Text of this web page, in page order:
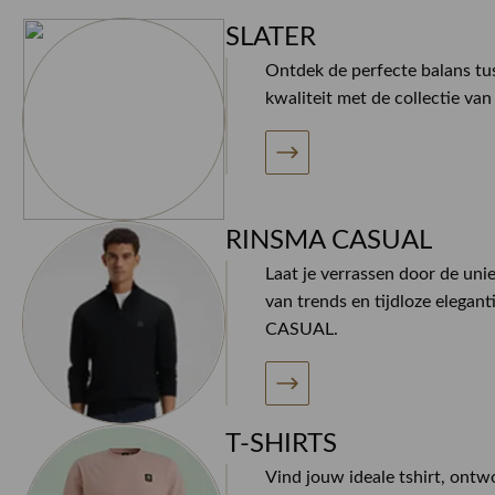
SLATER
Ontdek de perfecte balans
kwaliteit met de collectie van
RINSMA CASUAL
Laat je verrassen door de
van trends en tijdloze
CASUAL.
T-SHIRTS
Vind jouw ideale tshirt,